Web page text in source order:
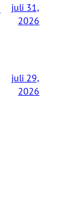
juli 31,
2026
juli 29,
2026